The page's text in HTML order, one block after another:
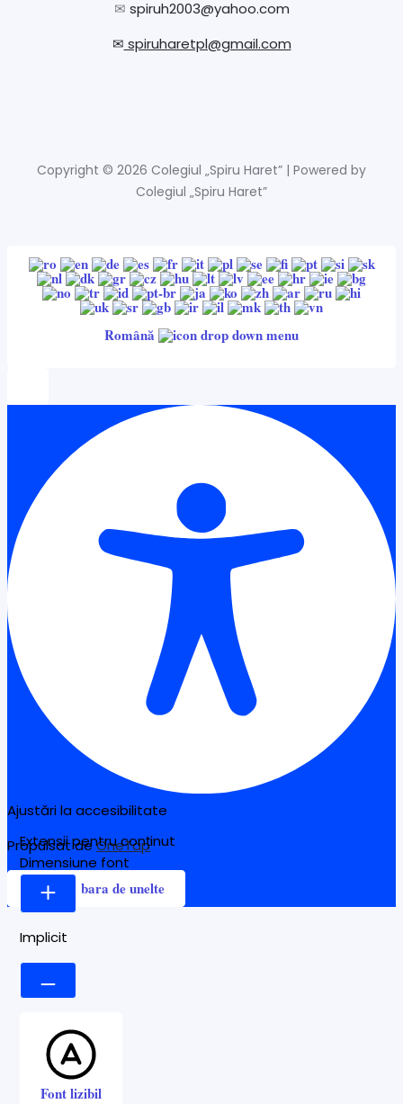
✉ spiruh2003@yahoo.com
✉ spiruharetpl@gmail.com
Copyright © 2026 Colegiul „Spiru Haret” | Powered by
Colegiul „Spiru Haret”
Română
Ajustări la accesibilitate
Propulsat deOneTap
Ascunde bara de unelte
Extensii pentru conținut
Dimensiune font
Implicit
Font lizibil